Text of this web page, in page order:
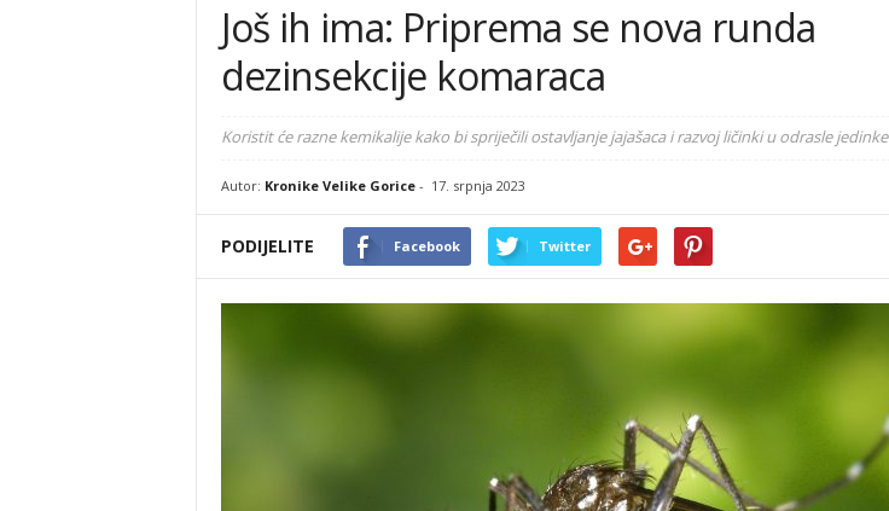
Još ih ima: Priprema se nova runda
dezinsekcije komaraca
Koristit će razne kemikalije kako bi spriječili ostavljanje jajašaca i razvoj ličinki u odrasle jedinke
Autor: Kronike Velike Gorice- 17. srpnja 2023
PODIJELITE Facebook Twitter